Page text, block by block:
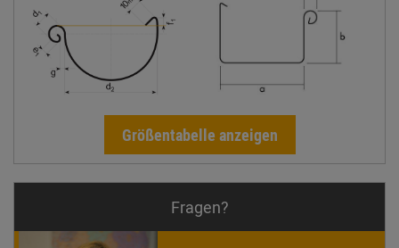
Größentabelle anzeigen
Fragen?